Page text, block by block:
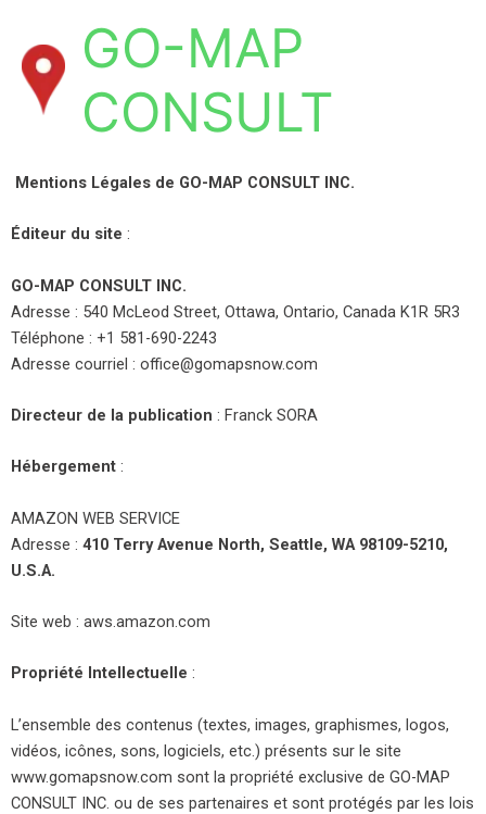
contenu
GO-MAP
CONSULT
Mentions Légales de GO-MAP CONSULT INC.
Éditeur du site :
GO-MAP CONSULT INC.
Adresse : 540 McLeod Street, Ottawa, Ontario, Canada K1R 5R3
Téléphone : +1 581-690-2243
Adresse courriel : office@gomapsnow.com
Directeur de la publication : Franck SORA
Hébergement :
AMAZON WEB SERVICE
Adresse : 410 Terry Avenue North, Seattle, WA 98109-5210,
U.S.A.
Site web : aws.amazon.com
Propriété Intellectuelle :
L’ensemble des contenus (textes, images, graphismes, logos,
vidéos, icônes, sons, logiciels, etc.) présents sur le site
www.gomapsnow.com sont la propriété exclusive de GO-MAP
CONSULT INC. ou de ses partenaires et sont protégés par les lois